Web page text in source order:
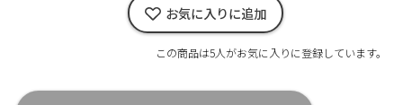
お気に入りに追加
この商品は5人がお気に入りに登録しています。